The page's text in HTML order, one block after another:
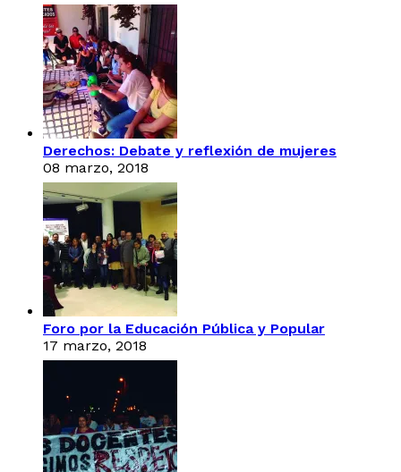
Derechos: Debate y reflexión de mujeres
08 marzo, 2018
Foro por la Educación Pública y Popular
17 marzo, 2018